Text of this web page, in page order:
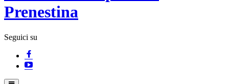
Prenestina
Seguici su